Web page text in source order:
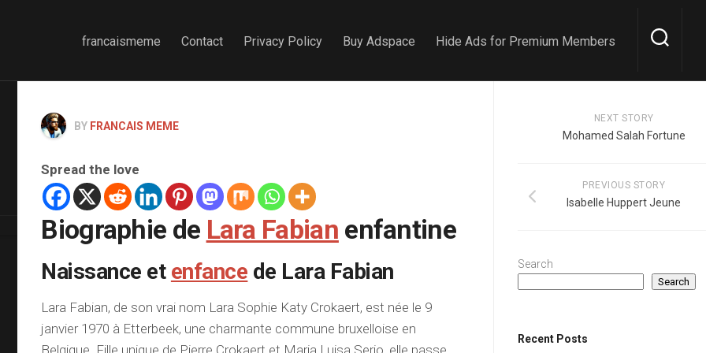
francaismeme Contact Privacy Policy Buy Adspace Hide Ads for Premium Members
BY FRANCAIS MEME
Spread the love
Biographie de Lara Fabian enfantine
Naissance et enfance de Lara Fabian
Lara Fabian, de son vrai nom Lara Sophie Katy Crokaert, est née le 9
janvier 1970 à Etterbeek, une charmante commune bruxelloise en
Belgique. Fille unique de Pierre Crokaert et Maria Luisa Serio, elle passe
NEXT STORY
Mohamed Salah Fortune
PREVIOUS STORY
Isabelle Huppert Jeune
Search
Search
Recent Posts